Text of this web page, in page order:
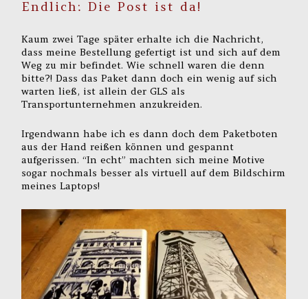
Endlich: Die Post ist da!
Kaum zwei Tage später erhalte ich die Nachricht,
dass meine Bestellung gefertigt ist und sich auf dem
Weg zu mir befindet. Wie schnell waren die denn
bitte?! Dass das Paket dann doch ein wenig auf sich
warten ließ, ist allein der GLS als
Transportunternehmen anzukreiden.
Irgendwann habe ich es dann doch dem Paketboten
aus der Hand reißen können und gespannt
aufgerissen. “In echt” machten sich meine Motive
sogar nochmals besser als virtuell auf dem Bildschirm
meines Laptops!